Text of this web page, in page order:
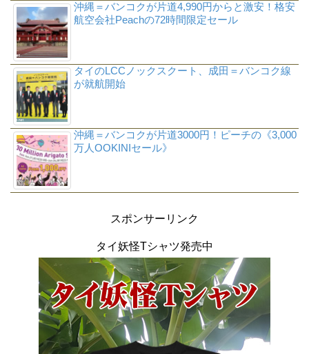
沖縄＝バンコクが片道4,990円からと激安！格安
航空会社Peachの72時間限定セール
タイのLCCノックスクート、成田＝バンコク線
が就航開始
沖縄＝バンコクが片道3000円！ピーチの《3,000
万人OOKINIセール》
スポンサーリンク
タイ妖怪Tシャツ発売中